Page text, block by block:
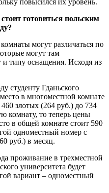
готовиться польским
могут различаться по
могут там
и типу оснащения. Исходя из
студенту Гданьского
в многоместной комнате
злотых (264 руб.) до 734
комнату, то теперь цены
в общей комнате стоит 590
одноместный номер с
руб.) в месяц.
проживание в трехместной
университета будет
вариант – одноместный